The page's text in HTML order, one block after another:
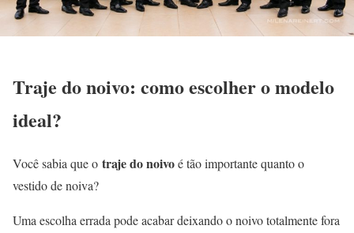
Traje do noivo: como escolher o modelo
ideal?
Você sabia que o traje do noivoé tão importante quanto o
vestido de noiva?
Uma escolha errada pode acabar deixando o noivo totalmente fora